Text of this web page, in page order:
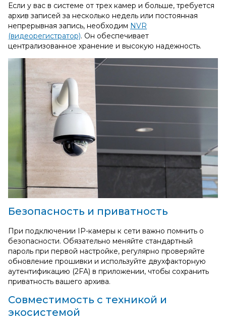
Если у вас в системе от трех камер и больше, требуется
архив записей за несколько недель или постоянная
непрерывная запись, необходим NVR
(видеорегистратор). Он обеспечивает
централизованное хранение и высокую надежность.
Безопасность и приватность
При подключении IP-камеры к сети важно помнить о
безопасности. Обязательно меняйте стандартный
пароль при первой настройке, регулярно проверяйте
обновление прошивки и используйте двухфакторную
аутентификацию (2FA) в приложении, чтобы сохранить
приватность вашего архива.
Совместимость с техникой и
экосистемой